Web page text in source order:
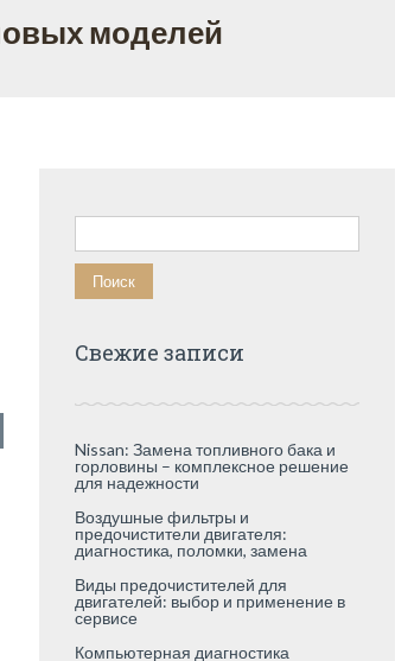
моделей
Найти:
Свежие записи
Nissan: Замена топливного бака и
горловины – комплексное решение
для надежности
Воздушные фильтры и
предочистители двигателя:
диагностика, поломки, замена
Виды предочистителей для
двигателей: выбор и применение в
сервисе
Компьютерная диагностика